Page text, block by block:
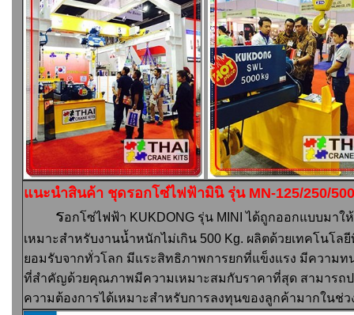
แนะนำสินค้า ชุดรอกโซ๋ไฟฟ้ามินิ รุ่น MN-125/250/
รอกโซ่ไฟฟ้า KUKDONG รุ่น MINIได้ถูกออกแบบมาใ
เหมาะสำหรับงานน้ำหนักไม่เกิน 500 Kg. ผลิตด้วยเทคโนโล
ยอมรับจากทั่วโลก มีแระสิทธิภาพการยกที่แข็งแรง มีความ
ที่สำคัญด้วยคุณภาพมีความเหมาะสมกับราคาที่สุด สามารถป
ความต้องการได้เหมาะสำหรับการลงทุนของลูกค้ามากในช่